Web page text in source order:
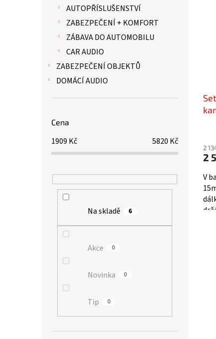
AUTOPŘÍSLUŠENSTVÍ
ZABEZPEČENÍ + KOMFORT
ZÁBAVA DO AUTOMOBILU
CAR AUDIO
ZABEZPEČENÍ OBJEKTŮ
DOMÁCÍ AUDIO
Cena
1909 Kč 5820 Kč
Na skladě 6
Akce 0
Novinka 0
Tip 0
2
2
V